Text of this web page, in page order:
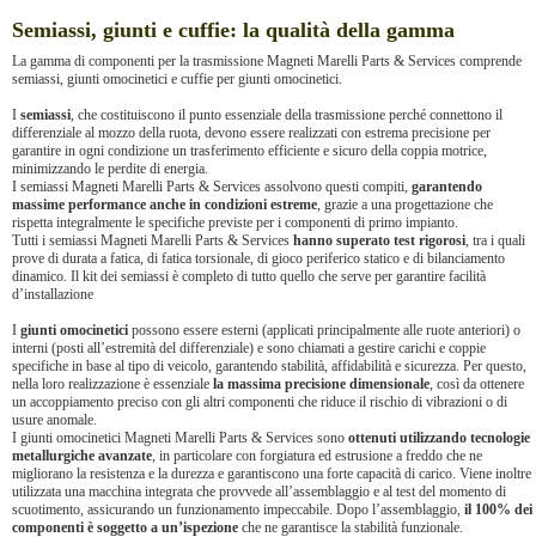
Semiassi, giunti e cuffie: la qualità della gamma
La gamma di componenti per la trasmissione Magneti Marelli Parts & Services comprende
semiassi, giunti omocinetici e cuffie per giunti omocinetici.
I semiassi, che costituiscono il punto essenziale della trasmissione perché connettono il
differenziale al mozzo della ruota, devono essere realizzati con estrema precisione per
garantire in ogni condizione un trasferimento efficiente e sicuro della coppia motrice,
minimizzando le perdite di energia.
I semiassi Magneti Marelli Parts & Services assolvono questi compiti, garantendo
massime performance anche in condizioni estreme, grazie a una progettazione che
rispetta integralmente le specifiche previste per i componenti di primo impianto.
Tutti i semiassi Magneti Marelli Parts & Services hanno superato test rigorosi, tra i quali
prove di durata a fatica, di fatica torsionale, di gioco periferico statico e di bilanciamento
dinamico. Il kit dei semiassi è completo di tutto quello che serve per garantire facilità
d’installazione
I giunti omocinetici possono essere esterni (applicati principalmente alle ruote anteriori) o
interni (posti all’estremità del differenziale) e sono chiamati a gestire carichi e coppie
specifiche in base al tipo di veicolo, garantendo stabilità, affidabilità e sicurezza. Per questo,
nella loro realizzazione è essenziale la massima precisione dimensionale, così da ottenere
un accoppiamento preciso con gli altri componenti che riduce il rischio di vibrazioni o di
usure anomale.
I giunti omocinetici Magneti Marelli Parts & Services sono ottenuti utilizzando tecnologie
metallurgiche avanzate, in particolare con forgiatura ed estrusione a freddo che ne
migliorano la resistenza e la durezza e garantiscono una forte capacità di carico. Viene inoltre
utilizzata una macchina integrata che provvede all’assemblaggio e al test del momento di
scuotimento, assicurando un funzionamento impeccabile. Dopo l’assemblaggio, il 100% dei
componenti è soggetto a un’ispezione che ne garantisce la stabilità funzionale.